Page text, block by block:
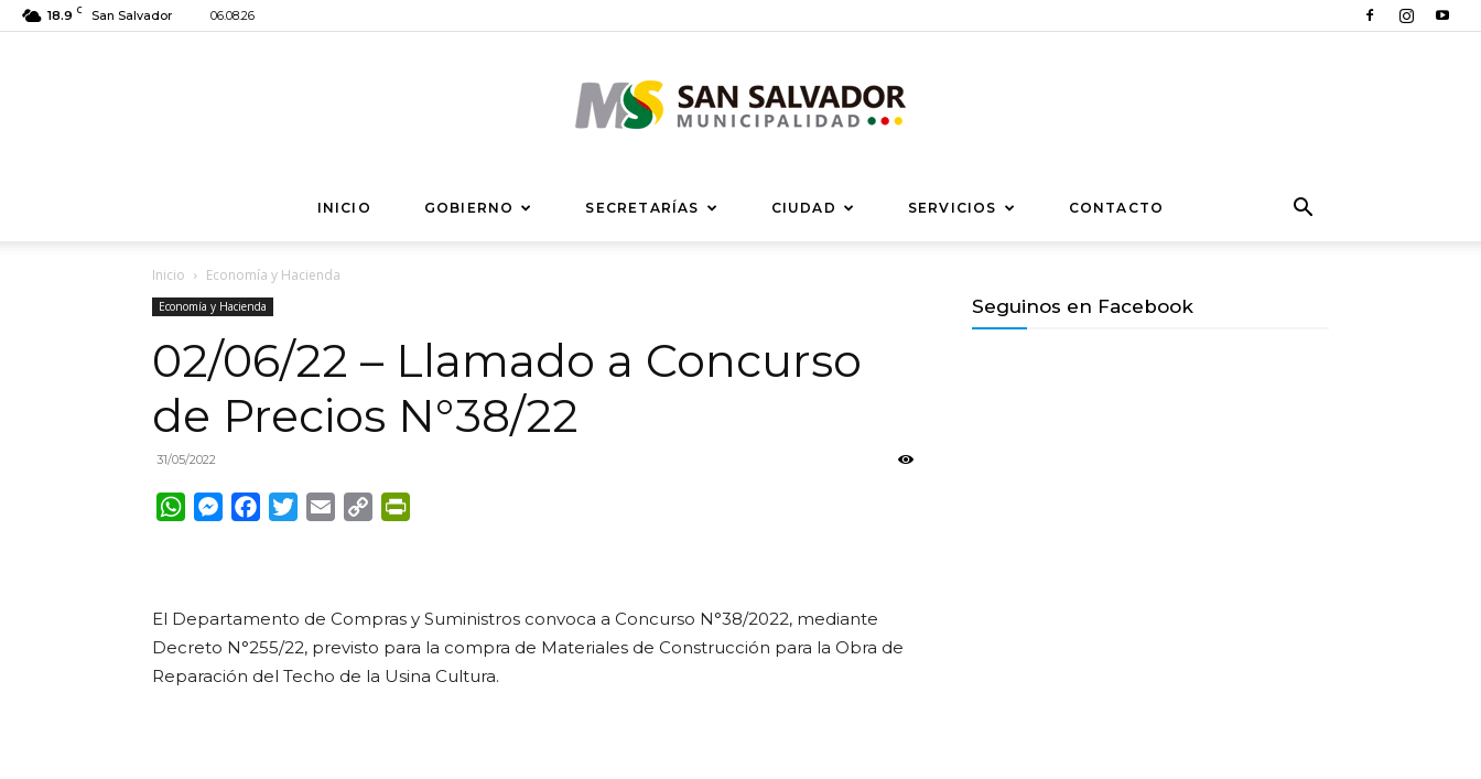
18.9 C San Salvador 06.08.26
Municipalidad
Salvador
INICIO GOBIERNO SECRETARÍAS CIUDAD SERVICIOS CONTACTO
Inicio Economía y Hacienda
Economía y Hacienda
02/06/22 – Llamado a Concurso
de Precios N°38/22
31/05/2022
WhatsApp
Messenger
FacebookTwitterEmail Copy
El Departamento de Compras y Suministros convoca a Concurso N°38/2022, mediante
Decreto N°255/22, previsto para la compra de Materiales de Construcción para la Obra de
Reparación del Techo de la Usina Cultura.
Seguinos en Facebook